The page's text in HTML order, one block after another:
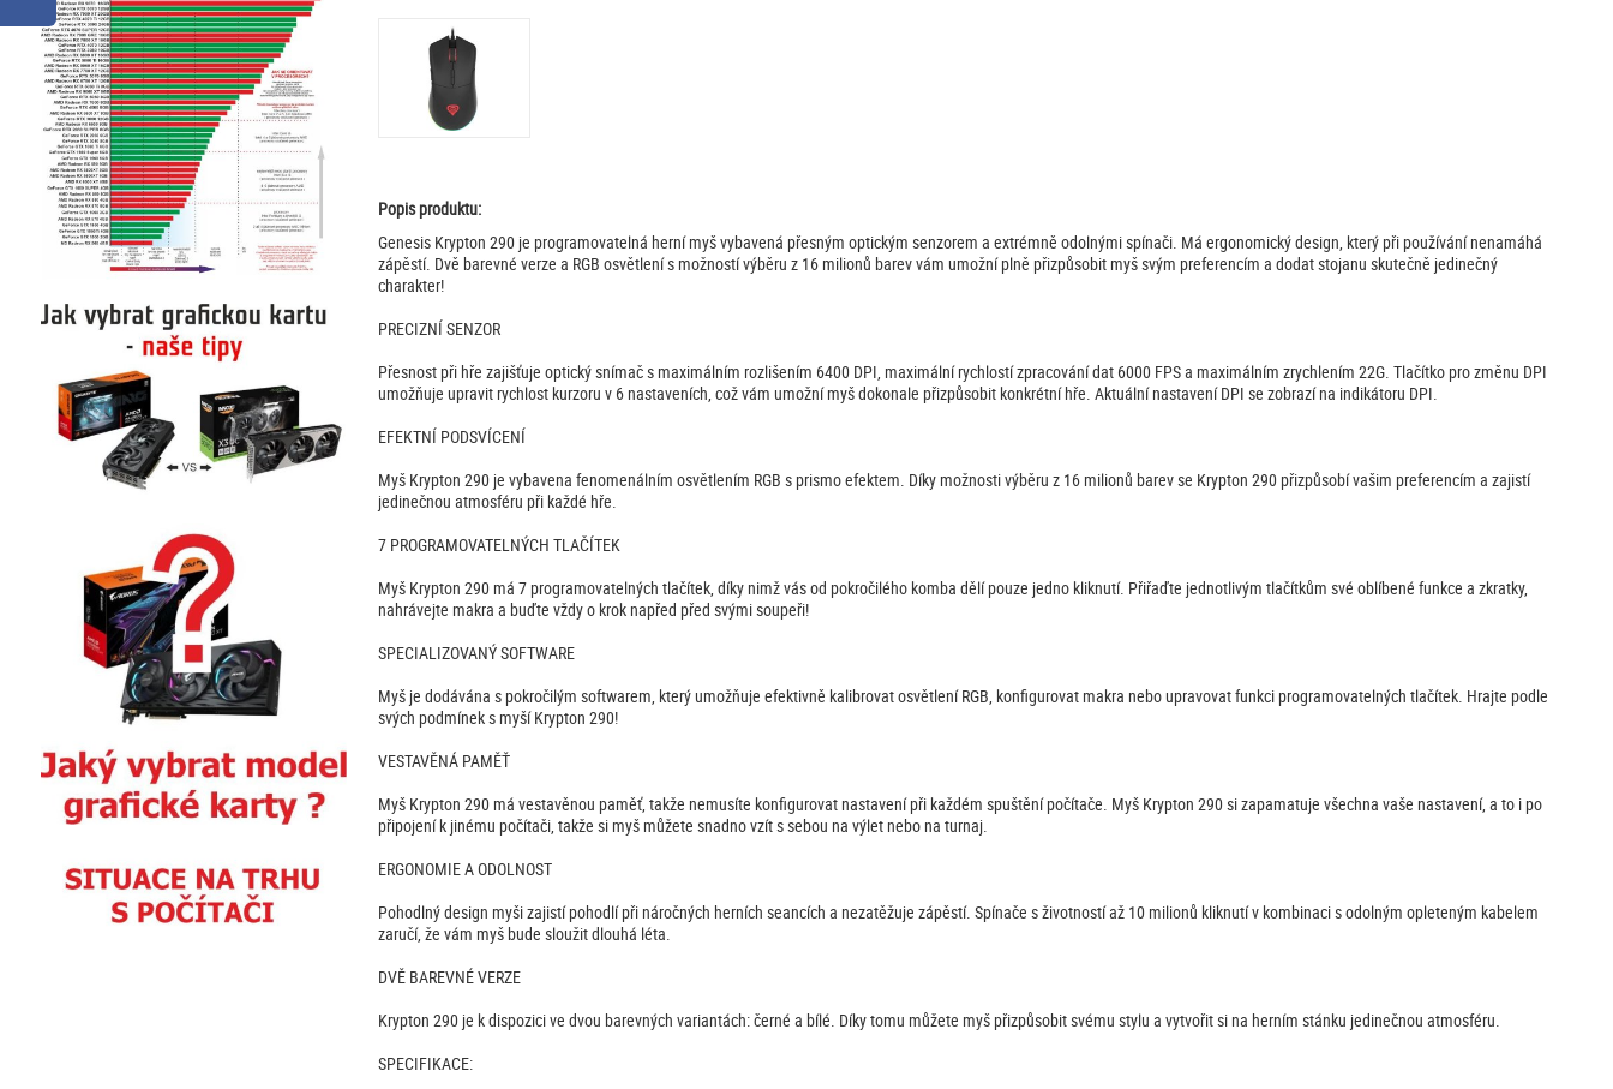
Popis produktu:
Genesis Krypton 290 je programovatelná herní myš vybavená přesným optickým senzorem a extrémně odolnými spínači. Má ergonomický design, který při používání nenamáhá
zápěstí. Dvě barevné verze a RGB osvětlení s možností výběru z 16 milionů barev vám umožní plně přizpůsobit myš svým preferencím a dodat stojanu skutečně jedinečný
charakter!
PRECIZNÍ SENZOR
Přesnost při hře zajišťuje optický snímač s maximálním rozlišením 6400 DPI, maximální rychlostí zpracování dat 6000 FPS a maximálním zrychlením 22G. Tlačítko pro změnu DPI
umožňuje upravit rychlost kurzoru v 6 nastaveních, což vám umožní myš dokonale přizpůsobit konkrétní hře. Aktuální nastavení DPI se zobrazí na indikátoru DPI.
EFEKTNÍ PODSVÍCENÍ
Myš Krypton 290 je vybavena fenomenálním osvětlením RGB s prismo efektem. Díky možnosti výběru z 16 milionů barev se Krypton 290 přizpůsobí vašim preferencím a zajistí
jedinečnou atmosféru při každé hře.
7 PROGRAMOVATELNÝCH TLAČÍTEK
Myš Krypton 290 má 7 programovatelných tlačítek, díky nimž vás od pokročilého komba dělí pouze jedno kliknutí. Přiřaďte jednotlivým tlačítkům své oblíbené funkce a zkratky,
nahrávejte makra a buďte vždy o krok napřed před svými soupeři!
SPECIALIZOVANÝ SOFTWARE
Myš je dodávána s pokročilým softwarem, který umožňuje efektivně kalibrovat osvětlení RGB, konfigurovat makra nebo upravovat funkci programovatelných tlačítek. Hrajte podle
svých podmínek s myší Krypton 290!
VESTAVĚNÁ PAMĚŤ
Myš Krypton 290 má vestavěnou paměť, takže nemusíte konfigurovat nastavení při každém spuštění počítače. Myš Krypton 290 si zapamatuje všechna vaše nastavení, a to i po
připojení k jinému počítači, takže si myš můžete snadno vzít s sebou na výlet nebo na turnaj.
ERGONOMIE A ODOLNOST
Pohodlný design myši zajistí pohodlí při náročných herních seancích a nezatěžuje zápěstí. Spínače s životností až 10 milionů kliknutí v kombinaci s odolným opleteným kabelem
zaručí, že vám myš bude sloužit dlouhá léta.
DVĚ BAREVNÉ VERZE
Krypton 290 je k dispozici ve dvou barevných variantách: černé a bílé. Díky tomu můžete myš přizpůsobit svému stylu a vytvořit si na herním stánku jedinečnou atmosféru.
SPECIFIKACE: